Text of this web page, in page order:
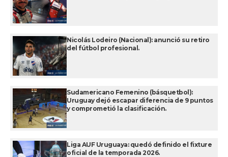
Nicolás Lodeiro (Nacional): anunció su retiro
del fútbol profesional.
Sudamericano Femenino (básquetbol):
Uruguay dejó escapar diferencia de 9 puntos
y comprometió la clasificación.
Liga AUF Uruguaya: quedó definido el fixture
oficial de la temporada 2026.